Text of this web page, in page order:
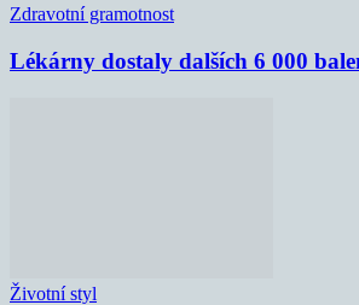
Zdravotní gramotnost
Lékárny dostaly dalších 6 000
Životní styl